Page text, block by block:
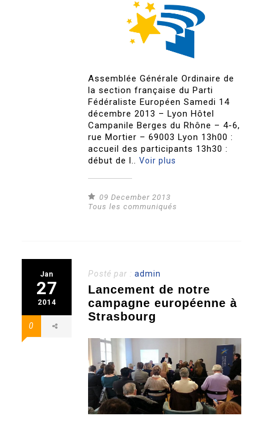
Assemblée Générale Ordinaire de
la section française du Parti
Fédéraliste Européen Samedi 14
décembre 2013 – Lyon Hôtel
Campanile Berges du Rhône – 4-6,
rue Mortier – 69003 Lyon 13h00 :
accueil des participants 13h30 :
début de l..Voir plus
09 December 2013
Tous les communiqués
Jan
27
2014
0
Posté par :admin
Lancement de notre
campagne européenne à
Strasbourg